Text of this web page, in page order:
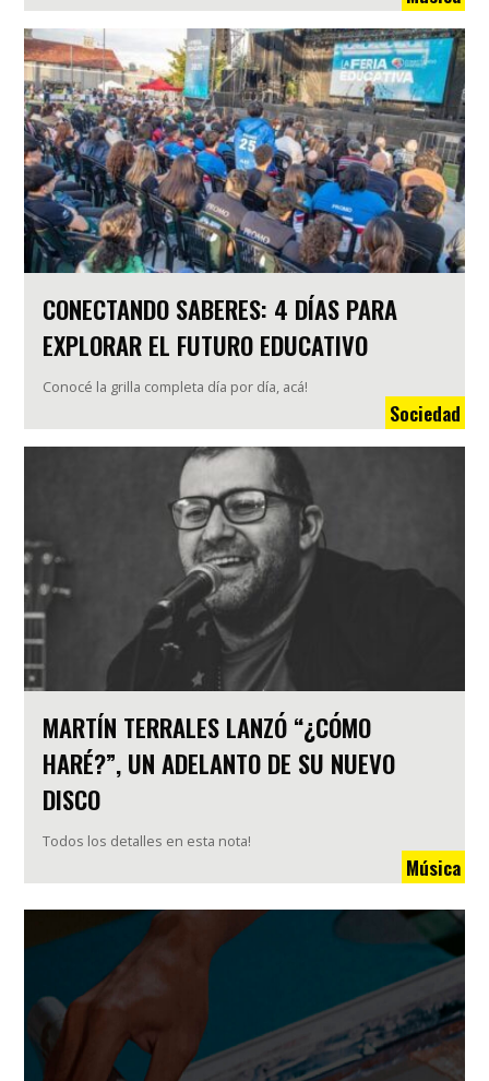
CONECTANDO SABERES: 4 DÍAS PARA
EXPLORAR EL FUTURO EDUCATIVO
Conocé la grilla completa día por día, acá!
Sociedad
MARTÍN TERRALES LANZÓ “¿CÓMO
HARÉ?”, UN ADELANTO DE SU NUEVO
DISCO
Todos los detalles en esta nota!
Música